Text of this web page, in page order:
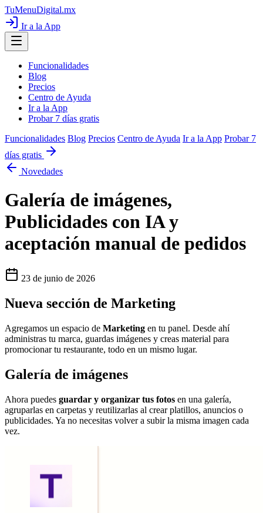
TuMenuDigital.mx
Ir a la App
Funcionalidades
Blog
Precios
Centro de Ayuda
Ir a la App
Probar 7 días gratis
Funcionalidades Blog Precios Centro de Ayuda Ir a la App Probar 7
días gratis
Novedades
Galería de imágenes,
Publicidades con IA y
aceptación manual de pedidos
23 de junio de 2026
Nueva sección de Marketing
Agregamos un espacio de Marketing en tu panel. Desde ahí
administras tu marca, guardas imágenes y creas material para
promocionar tu restaurante, todo en un mismo lugar.
Galería de imágenes
Ahora puedes guardar y organizar tus fotos en una galería,
agruparlas en carpetas y reutilizarlas al crear platillos, anuncios o
publicidades. Ya no necesitas volver a subir la misma imagen cada
vez.